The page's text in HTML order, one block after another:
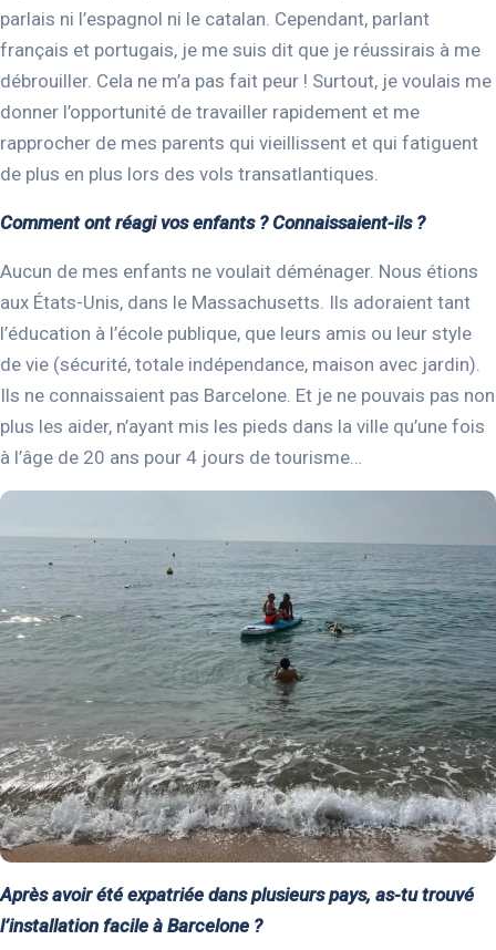
parlais ni l’espagnol ni le catalan. Cependant, parlant
français et portugais, je me suis dit que je réussirais à me
débrouiller. Cela ne m’a pas fait peur ! Surtout, je voulais me
donner l’opportunité de travailler rapidement et me
rapprocher de mes parents qui vieillissent et qui fatiguent
de plus en plus lors des vols transatlantiques.
Comment ont réagi vos enfants ? Connaissaient-ils ?
Aucun de mes enfants ne voulait déménager. Nous étions
aux États-Unis, dans le Massachusetts. Ils adoraient tant
l’éducation à l’école publique, que leurs amis ou leur style
de vie (sécurité, totale indépendance, maison avec jardin).
Ils ne connaissaient pas Barcelone. Et je ne pouvais pas non
plus les aider, n’ayant mis les pieds dans la ville qu’une fois
à l’âge de 20 ans pour 4 jours de tourisme…
Après avoir été expatriée dans plusieurs pays, as-tu trouvé
l’installation facile à Barcelone ?